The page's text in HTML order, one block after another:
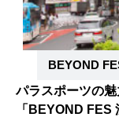
BEYOND
パラスポーツの
「BEYOND FES